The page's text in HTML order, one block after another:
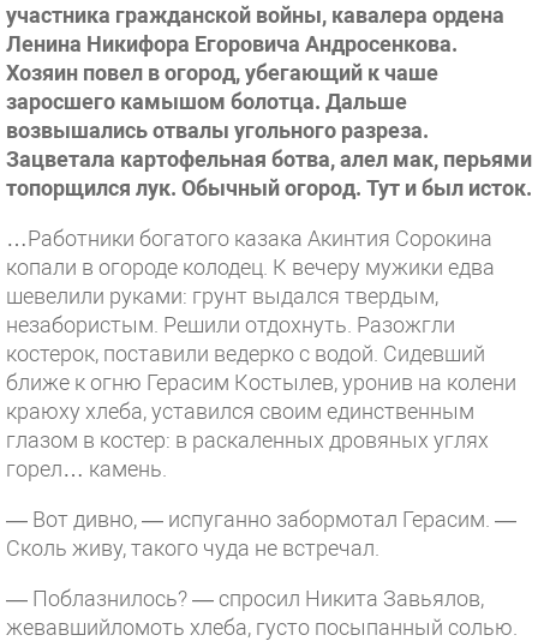
участника гражданской войны, кавалера ордена
Ленина Никифора Егоровича Андросенкова.
Хозяин повел в огород, убегающий к чаше
заросшего камышом болотца. Дальше
возвышались отвалы угольного разреза.
Зацветала картофельная ботва, алел мак, перьями
топорщился лук. Обычный огород. Тут и был исток.
…Работники богатого казака Акинтия Сорокина
копали в огороде колодец. К вечеру мужики едва
шевелили руками: грунт выдался твердым,
незабористым. Решили отдохнуть. Разожгли
костерок, поставили ведерко с водой. Сидевший
ближе к огню Герасим Костылев, уронив на колени
краюху хлеба, уставился своим единственным
глазом в костер: в раскаленных дровяных углях
горел… камень.
— Вот дивно, — испуганно забормотал Герасим. —
Сколь живу, такого чуда не встречал.
— Поблазнилось? — спросил Никита Завьялов,
жевавшийломоть хлеба, густо посыпанный солью.